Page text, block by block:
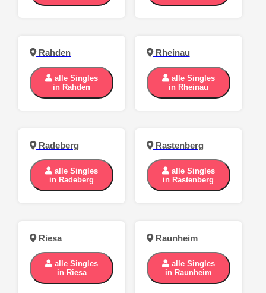
Rahden
alle Singles
in Rahden
Rheinau
alle Singles
in Rheinau
Radeberg
alle Singles
in Radeberg
Rastenberg
alle Singles
in Rastenberg
Riesa
alle Singles
in Riesa
Raunheim
alle Singles
in Raunheim